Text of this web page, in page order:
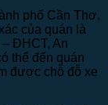
phố Cần Thơ,
của quán là
ĐHCT, An
thể đến quán
được chỗ đỗ xe